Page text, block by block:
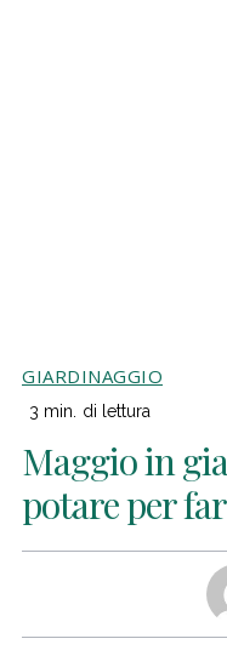
GIARDINAGGIO
3 min. di lettura
Maggio in
potare per